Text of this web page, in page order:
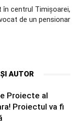
în centrul Timișoarei,
de un pensionar
AUTOR
Proiecte al
Proiectul va fi